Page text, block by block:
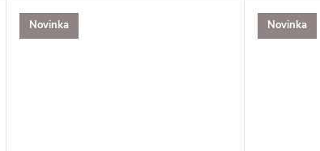
Find...
Find...
Novinka Novinka